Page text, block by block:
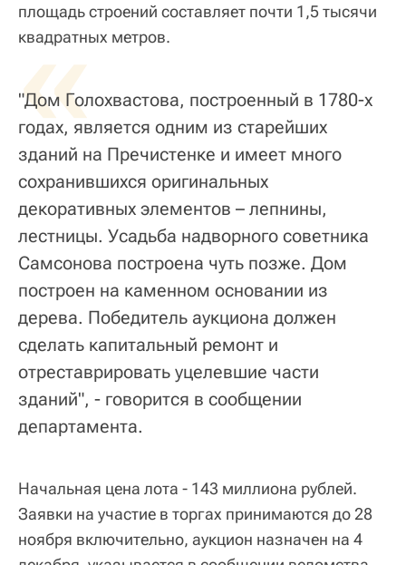
площадь строений составляет почти 1,5 тысячи
квадратных метров.
«
"Дом Голохвастова, построенный в 1780-х
годах, является одним из старейших
зданий на Пречистенке и имеет много
сохранившихся оригинальных
декоративных элементов – лепнины,
лестницы. Усадьба надворного советника
Самсонова построена чуть позже. Дом
построен на каменном основании из
дерева. Победитель аукциона должен
сделать капитальный ремонт и
отреставрировать уцелевшие части
зданий", - говорится в сообщении
департамента.
Начальная цена лота - 143 миллиона рублей.
Заявки на участие в торгах принимаются до 28
ноября включительно, аукцион назначен на 4